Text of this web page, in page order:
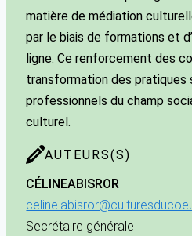
matière de médiation
par le biais de formations et
ligne. Ce renforcement des
transformation des pratiques
professionnels du champ
culturel.
AUTEURS(S)
CÉLINEABISROR
Secrétaire générale